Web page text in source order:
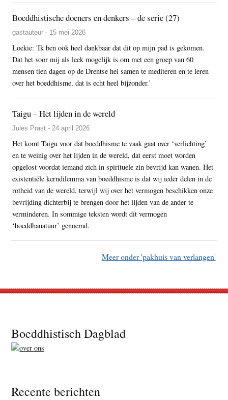
Boeddhistische doeners en denkers – de serie (27)
gastauteur - 15 mei 2026
Loekie: 'Ik ben ook heel dankbaar dat dit op mijn pad is gekomen.
Dat het voor mij als leek mogelijk is om met een groep van 60
mensen tien dagen op de Drentse hei samen te mediteren en te leren
over het boeddhisme, dat is echt heel bijzonder.’
Taigu – Het lijden in de wereld
Jules Prast - 24 april 2026
Het komt Taigu voor dat boeddhisme te vaak gaat over ‘verlichting’
en te weinig over het lijden in de wereld, dat eerst moet worden
opgelost voordat iemand zich in spirituele zin bevrijd kan wanen. Het
existentiële kerndilemma van boeddhisme is dat wij ieder delen in de
rotheid van de wereld, terwijl wij over het vermogen beschikken onze
bevrijding dichterbij te brengen door het lijden van de ander te
verminderen. In sommige teksten wordt dit vermogen
‘boeddhanatuur’ genoemd.
Meer onder 'pakhuis van verlangen'
Footer
Boeddhistisch Dagblad
Recente berichten